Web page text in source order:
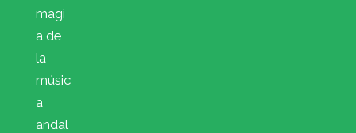
magi
a de
la
músic
a
andal